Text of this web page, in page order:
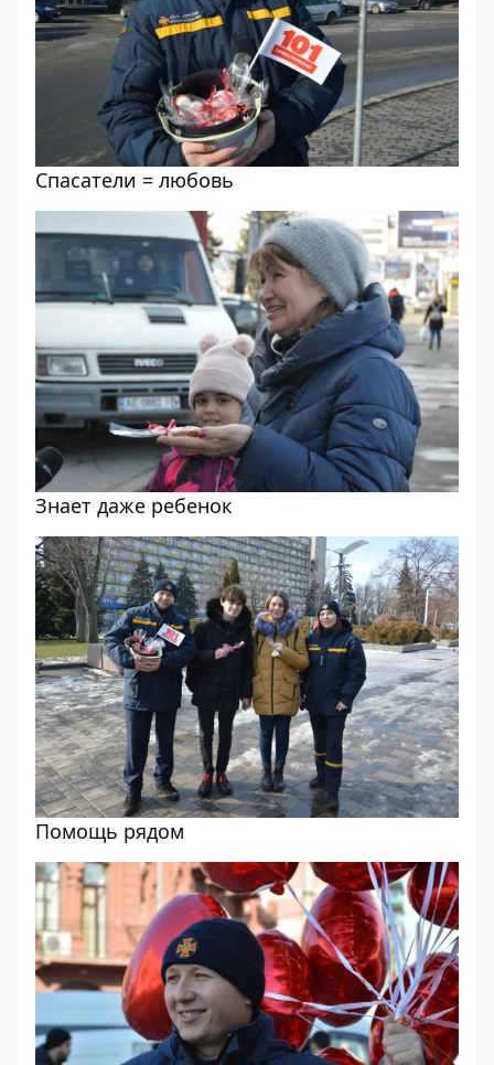
Спасатели = любовь
Знает даже ребенок
Помощь рядом